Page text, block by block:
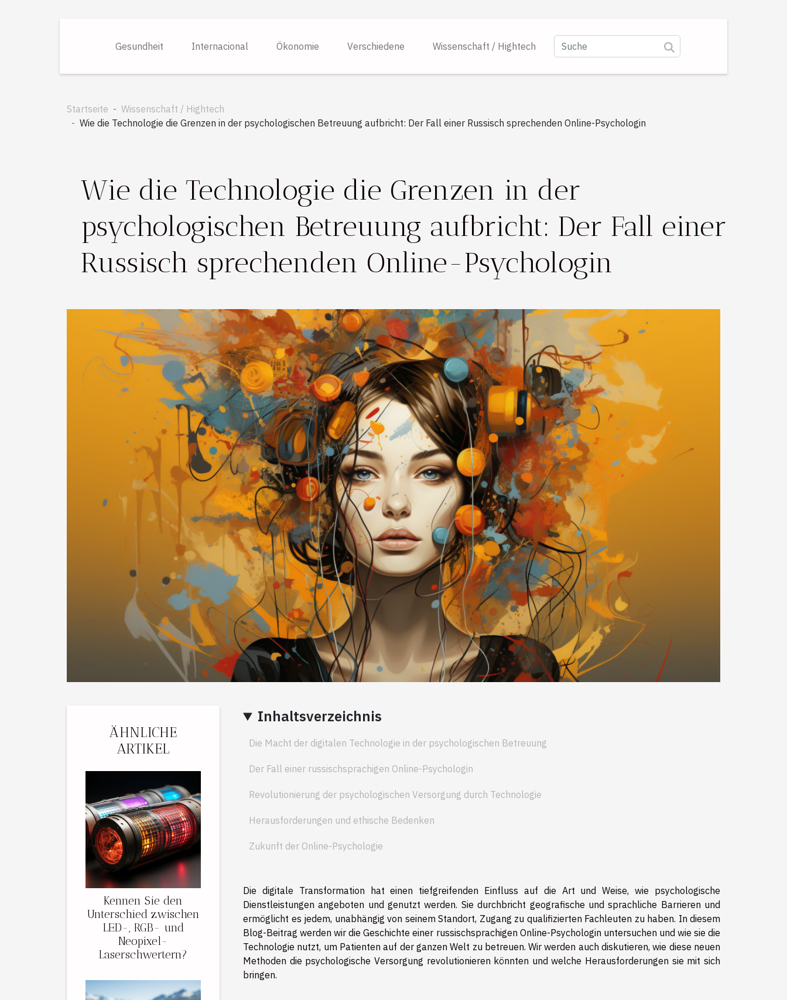
Gesundheit Internacional Ökonomie Verschiedene Wissenschaft / Hightech
Startseite
Wissenschaft / Hightech
Wie die Technologie die Grenzen in der psychologischen Betreuung aufbricht: Der Fall einer Russisch sprechenden Online-Psychologin
Wie die Technologie die Grenzen in der
psychologischen Betreuung aufbricht: Der Fall einer
Russisch sprechenden Online-Psychologin
ÄHNLICHE
ARTIKEL
Kennen Sie den
Unterschied zwischen
LED-, RGB- und
Neopixel-
Laserschwertern?
Inhaltsverzeichnis
Die Macht der digitalen Technologie in der psychologischen Betreuung
Der Fall einer russischsprachigen Online-Psychologin
Revolutionierung der psychologischen Versorgung durch Technologie
Herausforderungen und ethische Bedenken
Zukunft der Online-Psychologie
Die digitale Transformation hat einen tiefgreifenden Einfluss auf die Art und Weise, wie psychologische
Dienstleistungen angeboten und genutzt werden. Sie durchbricht geografische und sprachliche Barrieren und
ermöglicht es jedem, unabhängig von seinem Standort, Zugang zu qualifizierten Fachleuten zu haben. In diesem
Blog-Beitrag werden wir die Geschichte einer russischsprachigen Online-Psychologin untersuchen und wie sie die
Technologie nutzt, um Patienten auf der ganzen Welt zu betreuen. Wir werden auch diskutieren, wie diese neuen
Methoden die psychologische Versorgung revolutionieren könnten und welche Herausforderungen sie mit sich
bringen.